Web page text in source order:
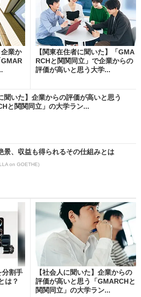
企業か
【関東在住者に聞いた】「GMA
RCHと関関同立」で企業からの
評価が高いと思う大学...
聞いた】企業からの評価が高いと思う
と関関同立」の大学ラン...
景、収益も得られるその仕組みとは
on GOETHE)
分割手
は？
【社会人に聞いた】企業からの
評価が高いと思う「GMARCHと
関関同立」の大学ラン...